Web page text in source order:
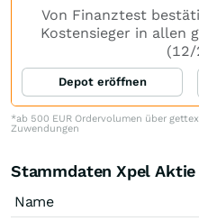
Von Finanztest
Kostensieger in allen
(12/
Depot eröffnen
*ab 500 EUR Ordervolumen über
Zuwendungen
Stammdaten Xpel Aktie
Name